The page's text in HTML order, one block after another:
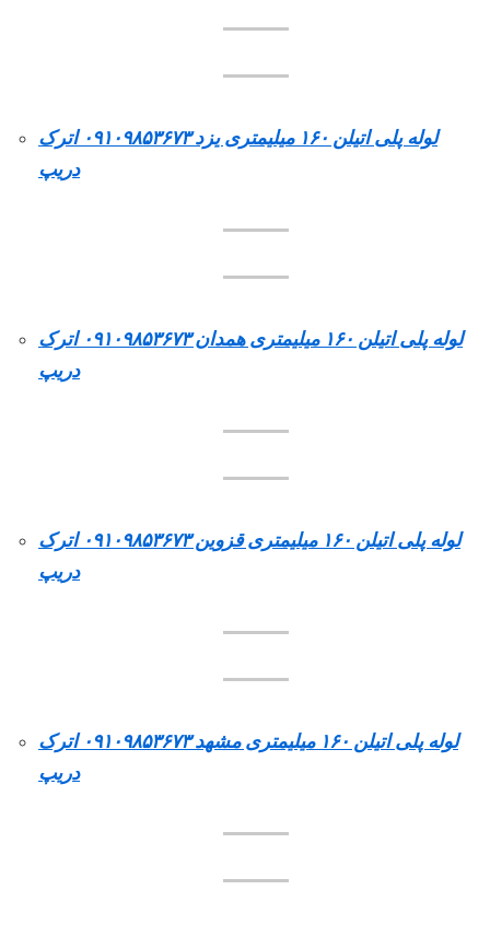
لوله پلی اتیلن ۱۶۰ میلیمتری یزد ۰۹۱۰۹۸۵۳۶۷۳ اترک
دریپ
لوله پلی اتیلن ۱۶۰ میلیمتری همدان ۰۹۱۰۹۸۵۳۶۷۳ اترک
دریپ
لوله پلی اتیلن ۱۶۰ میلیمتری قزوین ۰۹۱۰۹۸۵۳۶۷۳ اترک
دریپ
لوله پلی اتیلن ۱۶۰ میلیمتری مشهد ۰۹۱۰۹۸۵۳۶۷۳ اترک
دریپ